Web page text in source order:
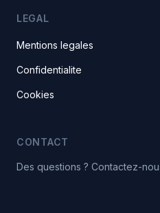
LEGAL
Mentions legales
Confidentialite
Cookies
CONTACT
Des questions ? Contactez-